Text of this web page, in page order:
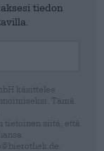
tiedon
käsittelee
Tämä
tietoinen siitä, että